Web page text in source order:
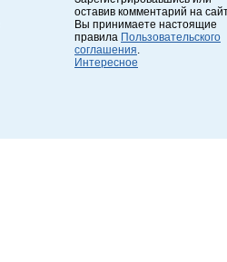
оставив комментарий на
Вы принимаете настоящие
правила Пользовательского
соглашения
Интересное